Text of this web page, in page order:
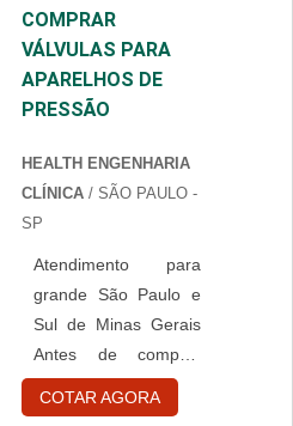
necessários para que
suas respirações
sejam feitas com
qualidade. Esses
qualidades
comportáveis de cada
sistema pulmonar.
Uma das peças mais
importantes é o
conector do circuito
COMPRAR
VÁLVULAS PARA
APARELHOS DE
PRESSÃO
HEALTH ENGENHARIA
CLÍNICA / SÃO PAULO -
SP
Atendimento para
grande São Paulo e
Sul de Minas Gerais
Antes de comprar
válvulas para
aparelhos de pressão
COTAR AGORA